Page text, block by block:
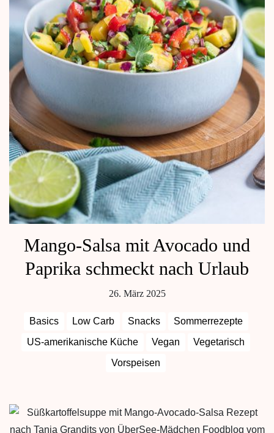
Mango-Salsa mit Avocado und
Paprika schmeckt nach Urlaub
26. März 2025
Basics Low Carb Snacks
Sommerrezepte
US-amerikanische Küche
Vegan
Vegetarisch
Vorspeisen